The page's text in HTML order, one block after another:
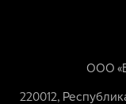
ООО
220012,